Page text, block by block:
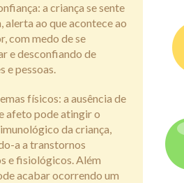
a criança se sente
alerta ao que acontece ao
com medo de se
e desconfiando de
e pessoas.
físicos: a ausência de
afeto pode atingir o
da criança,
a a transtornos
e fisiológicos. Além
acabar ocorrendo um